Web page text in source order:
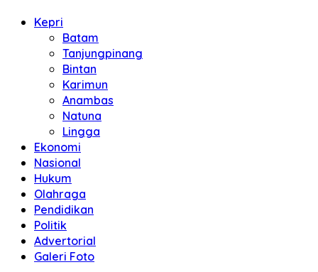
Kepri
Batam
Tanjungpinang
Bintan
Karimun
Anambas
Natuna
Lingga
Ekonomi
Nasional
Hukum
Olahraga
Pendidikan
Politik
Advertorial
Galeri Foto